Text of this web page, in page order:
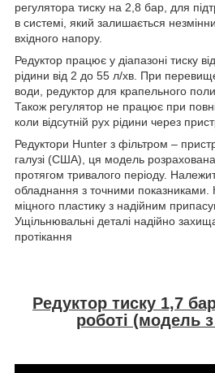
регулятора тиску на 2,8 бар, для
в системі, який залишається
вхідного напору.
Редуктор працює у діапазоні тиску
рідини від 2 до 55 л/хв. При
води, редуктор для крапельного
Також регулятор не працює при
коли відсутній рух рідини через
Редуктори Hunter з фільтром –
галузі (США), ця модель
протягом тривалого періоду.
обладнання з точними показниками.
міцного пластику з надійним
Ущільнювальні деталі надійно
протікання
Редуктор тиску 1,7
роботі (модель з